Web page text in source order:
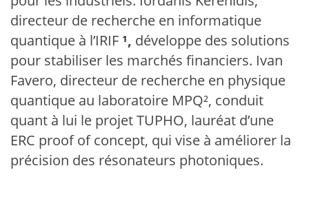
directeur de recherche en informatique
quantique à l’IRIF ¹, développe des solutions
pour stabiliser les marchés financiers. Ivan
Favero, directeur de recherche en physique
quantique au laboratoire MPQ², conduit
quant à lui le projet TUPHO, lauréat d’une
ERC proof of concept, qui vise à améliorer la
précision des résonateurs photoniques.